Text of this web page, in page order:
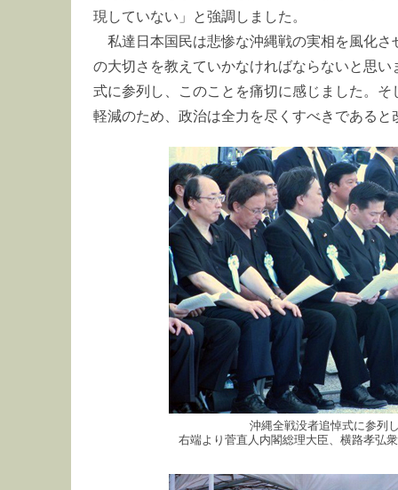
現していない」と強調しました。
私達日本国民は悲惨な沖縄戦の実相を風化さ
の大切さを教えていかなければならないと思
式に参列し、このことを痛切に感じました。
軽減のため、政治は全力を尽くすべきである
沖縄全戦没者追悼式に参列
右端より菅直人内閣総理大臣、横路孝弘